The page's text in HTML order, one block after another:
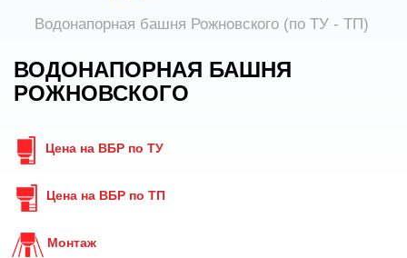
Водонапорная башня Рожновского (по ТУ - ТП)
ВОДОНАПОРНАЯ БАШНЯ
РОЖНОВСКОГО
Цена на ВБР по ТУ
Цена на ВБР по ТП
Монтаж